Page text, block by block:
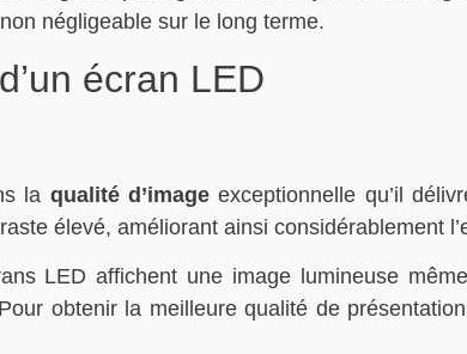
négligeable sur le long terme.
écran LED
la qualité d’imageexceptionnelle qu’il
élevé, améliorant ainsi considérablement
LED affichent une image lumineuse
obtenir la meilleure qualité de